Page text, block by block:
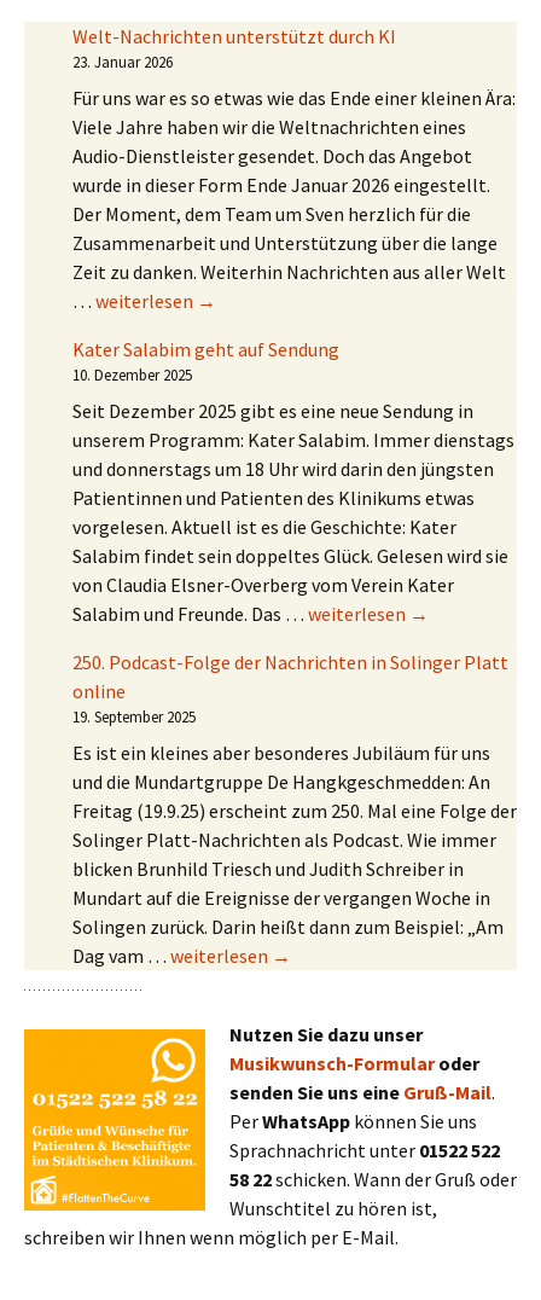
Welt-Nachrichten unterstützt durch KI
23. Januar 2026
Für uns war es so etwas wie das Ende einer kleinen Ära:
Viele Jahre haben wir die Weltnachrichten eines
Audio-Dienstleister gesendet. Doch das Angebot
wurde in dieser Form Ende Januar 2026 eingestellt.
Der Moment, dem Team um Sven herzlich für die
Zusammenarbeit und Unterstützung über die lange
Zeit zu danken. Weiterhin Nachrichten aus aller Welt
… Welt-Nachrichten unterstützt durch KI
weiterlesen →
Kater Salabim geht auf Sendung
10. Dezember 2025
Seit Dezember 2025 gibt es eine neue Sendung in
unserem Programm: Kater Salabim. Immer dienstags
und donnerstags um 18 Uhr wird darin den jüngsten
Patientinnen und Patienten des Klinikums etwas
vorgelesen. Aktuell ist es die Geschichte: Kater
Salabim findet sein doppeltes Glück. Gelesen wird sie
von Claudia Elsner-Overberg vom Verein Kater
Salabim und Freunde. Das … Kater Salabim geht auf
weiterlesen →
250. Podcast-Folge der Nachrichten in Solinger Platt
online
19. September 2025
Es ist ein kleines aber besonderes Jubiläum für uns
und die Mundartgruppe De Hangkgeschmedden: An
Freitag (19.9.25) erscheint zum 250. Mal eine Folge der
Solinger Platt-Nachrichten als Podcast. Wie immer
blicken Brunhild Triesch und Judith Schreiber in
Mundart auf die Ereignisse der vergangen Woche in
Solingen zurück. Darin heißt dann zum Beispiel: „Am
Dag vam … 250. Podcast-Folge der Nachrichten in
weiterlesen →
Nutzen Sie dazu unser
Musikwunsch-Formularoder
senden Sie uns eine Gruß-Mail.
PerWhatsApp können Sie uns
Sprachnachricht unter 01522 522
58 22schicken. Wann der Gruß oder
Wunschtitel zu hören ist,
schreiben wir Ihnen wenn möglich per E-Mail.